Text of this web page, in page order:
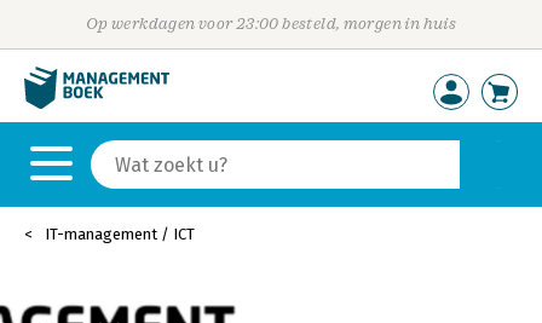
Op werkdagen voor 23:00 besteld, morgen in huis
IT-management / ICT